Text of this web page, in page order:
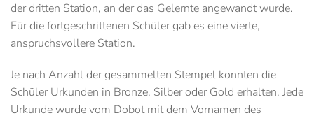
der dritten Station, an der das Gelernte angewandt wurde.
Für die fortgeschrittenen Schüler gab es eine vierte,
anspruchsvollere Station.
Je nach Anzahl der gesammelten Stempel konnten die
Schüler Urkunden in Bronze, Silber oder Gold erhalten. Jede
Urkunde wurde vom Dobot mit dem Vornamen des